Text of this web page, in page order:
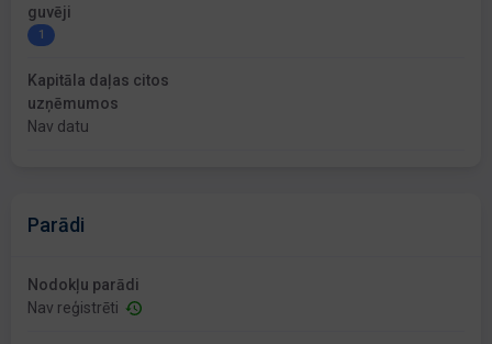
guvēji
1
Kapitāla daļas citos
uzņēmumos
Nav datu
Parādi
Nodokļu parādi
Nav reģistrēti